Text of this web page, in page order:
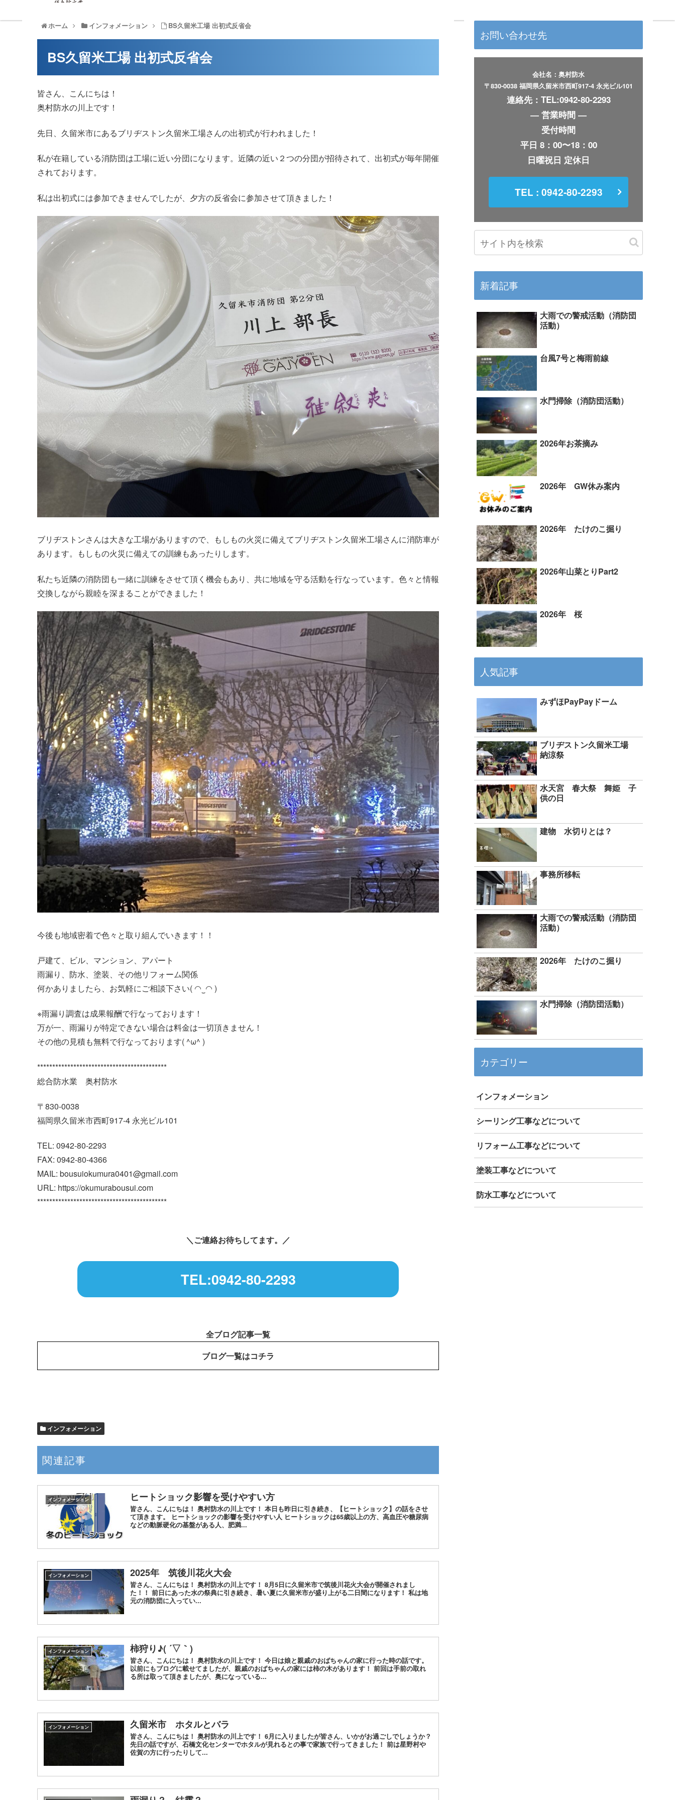
ホーム インフォメーション BS久留米工場 出初式反省会
BS久留米工場 出初式反省会
皆さん、こんにちは！
奥村防水の川上です！
先日、久留米市にあるブリヂストン久留米工場さんの出初式が行われました！
私が在籍している消防団は工場に近い分団になります。近隣の近い２つの分団が招待されて、出初式が毎年開催
されております。
私は出初式には参加できませんでしたが、夕方の反省会に参加させて頂きました！
ブリヂストンさんは大きな工場がありますので、もしもの火災に備えてブリヂストン久留米工場さんに消防車が
あります。もしもの火災に備えての訓練もあったりします。
私たち近隣の消防団も一緒に訓練をさせて頂く機会もあり、共に地域を守る活動を行なっています。色々と情報
交換しながら親睦を深まることができました！
今後も地域密着で色々と取り組んでいきます！！
戸建て、ビル、マンション、アパート
雨漏り、防水、塗装、その他リフォーム関係
何かありましたら、お気軽にご相談下さい( ◠‿◠ )
※雨漏り調査は成果報酬で行なっております！
万が一、雨漏りが特定できない場合は料金は一切頂きません！
その他の見積も無料で行なっております( ^ω^ )
*******************************************
総合防水業 奥村防水
〒830-0038
福岡県久留米市西町917-4 永光ビル101
TEL: 0942-80-2293
FAX: 0942-80-4366
MAIL: bousuiokumura0401@gmail.com
URL: https://okumurabousui.com
*******************************************
＼ご連絡お待ちしてます。／
TEL:0942-80-2293
全ブログ記事一覧
ブログ一覧はコチラ
インフォメーション
関連記事
インフォメーション ヒートショック影響を受けやすい方
皆さん、こんにちは！ 奥村防水の川上です！ 本日も昨日に引き続き、【ヒートショック】の話をさせ
て頂きます。 ヒートショックの影響を受けやすい人 ヒートショックは65歳以上の方、高血圧や糖尿病
などの動脈硬化の基盤がある人、肥満...
インフォメーション 2025年 筑後川花火大会
皆さん、こんにちは！ 奥村防水の川上です！ 8月5日に久留米市で筑後川花火大会が開催されまし
た！！ 前日にあった水の祭典に引き続き、暑い夏に久留米市が盛り上がる二日間になります！ 私は地
元の消防団に入ってい...
インフォメーション 柿狩り♪( ´▽｀)
皆さん、こんにちは！ 奥村防水の川上です！ 今日は娘と親戚のおばちゃんの家に行った時の話です。
以前にもブログに載せてましたが、親戚のおばちゃんの家には柿の木があります！ 前回は手前の取れ
る所は取って頂きましたが、奥になっている...
インフォメーション 久留米市 ホタルとバラ
皆さん、こんにちは！ 奥村防水の川上です！ 6月に入りましたが皆さん、いかがお過ごしでしょうか？
先日の話ですが、石橋文化センターでホタルが見れるとの事で家族で行ってきました！ 前は星野村や
佐賀の方に行ったりして...
お問い合わせ先
会社名：奥村防水
〒830-0038 福岡県久留米市西町917-4 永光ビル101
連絡先： TEL:0942-80-2293
― 営業時間 ―
受付時間
平日 8：00〜18：00
日曜祝日 定休日
TEL : 0942-80-2293
新着記事
大雨での警戒活動（消防団
活動）
台風7号と梅雨前線
水門掃除（消防団活動）
2026年お茶摘み
2026年 GW休み案内
2026年 たけのこ掘り
2026年山菜とりPart2
2026年 桜
人気記事
みずほPayPayドーム
ブリヂストン久留米工場
納涼祭
水天宮 春大祭 舞姫 子
供の日
建物 水切りとは？
事務所移転
大雨での警戒活動（消防団
活動）
2026年 たけのこ掘り
水門掃除（消防団活動）
カテゴリー
インフォメーション
シーリング工事などについて
リフォーム工事などについて
塗装工事などについて
防水工事などについて